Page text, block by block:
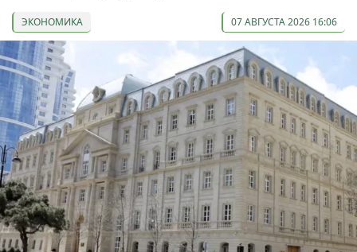
ЭКОНОМИКА 07 АВГУСТА 2026 16:06